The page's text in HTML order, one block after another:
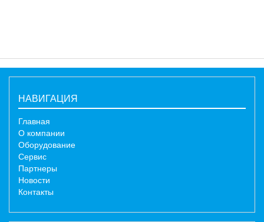
НАВИГАЦИЯ
Главная
О компании
Оборудование
Сервис
Партнеры
Новости
Контакты